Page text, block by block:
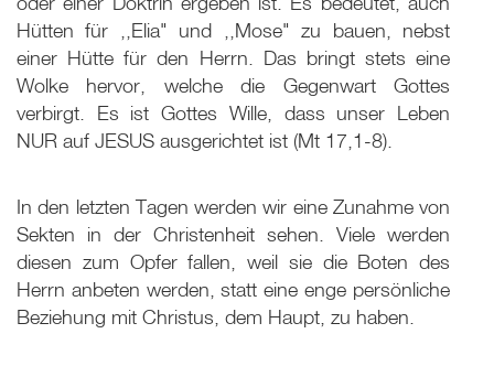
Hütten für ,,Elia" und ,,Mose" zu bauen, nebst
einer Hütte für den Herrn. Das bringt stets eine
Wolke hervor, welche die Gegenwart Gottes
verbirgt. Es ist Gottes Wille, dass unser Leben
NUR auf JESUS ausgerichtet ist (Mt 17 ,1-8).
In den letzten Tagen werden wir eine Zunahme von
Sekten in der Christenheit sehen. Viele werden
diesen zum Opfer fallen, weil sie die Boten des
Herrn anbeten werden, statt eine enge persönliche
Beziehung mit Christus, dem Haupt, zu haben.